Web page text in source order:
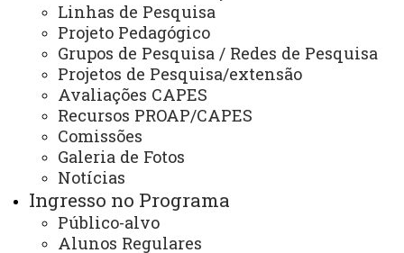
Webmail Sistemas
Arquivo Virtual
Campus
Linhas de Pesquisa
Projeto Pedagógico
Grupos de Pesquisa / Redes de Pesquisa
Projetos de Pesquisa/extensão
Avaliações CAPES
Recursos PROAP/CAPES
Comissões
Galeria de Fotos
Notícias
Ingresso no Programa
Público-alvo
Alunos Regulares
Mestrado e Doutorado em Engenharia Agrícola
Livros